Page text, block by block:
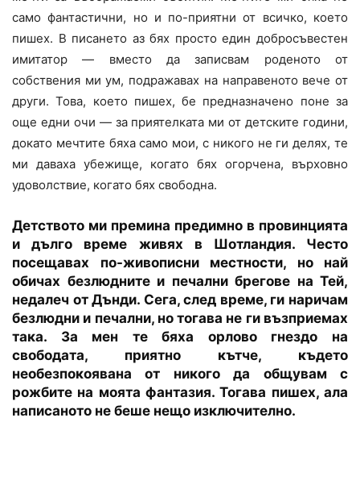
само фантастични, но и по-приятни от всичко, което
пишех. В писането аз бях просто един добросъвестен
имитатор — вместо да записвам роденото от
собствения ми ум, подражавах на направеното вече от
други. Това, което пишех, бе предназначено поне за
още едни очи — за приятелката ми от детските години,
докато мечтите бяха само мои, с никого не ги делях, те
ми даваха убежище, когато бях огорчена, върховно
удоволствие, когато бях свободна.
Детството ми премина предимно в провинцията
и дълго време живях в Шотландия. Често
посещавах по-живописни местности, но най
обичах безлюдните и печални брегове на Тей,
недалеч от Дънди. Сега, след време, ги наричам
безлюдни и печални, но тогава не ги възприемах
така. За мен те бяха орлово гнездо на
свободата, приятно кътче, където
необезпокоявана от никого да общувам с
рожбите на моята фантазия. Тогава пишех, ала
написаното не беше нещо изключително.